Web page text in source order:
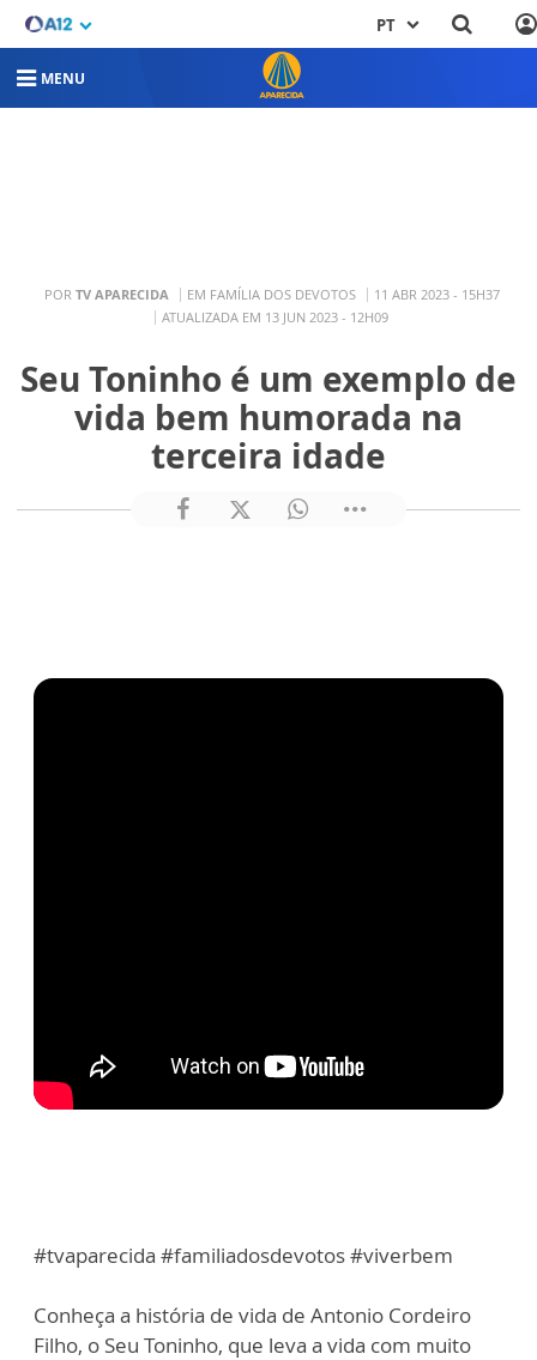
PT
MENU
POR TV APARECIDA EM FAMÍLIA DOS DEVOTOS
11 ABR 2023 - 15H37
ATUALIZADA EM 13 JUN 2023 - 12H09
Seu Toninho é um exemplo de
vida bem humorada na
terceira idade
#tvaparecida #familiadosdevotos #viverbem
Conheça a história de vida de Antonio Cordeiro
Filho, o Seu Toninho, que leva a vida com muito